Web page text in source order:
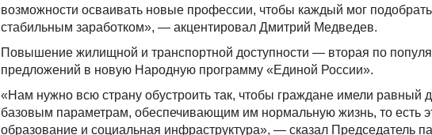
возможности осваивать новые профессии, чтобы каждый мог
стабильным заработком», — акцентировал Дмитрий Медведев.
Повышение жилищной и транспортной доступности — вторая по
предложений в новую Народную программу «Единой России».
«Нам нужно всю страну обустроить так, чтобы граждане имели равный
базовым параметрам, обеспечивающим им нормальную жизнь, то есть
образование и социальная инфраструктура», — сказал Председатель